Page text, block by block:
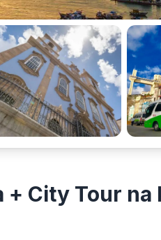
City Tour na